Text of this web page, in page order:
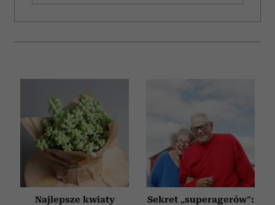
Najlepsze kwiaty
Sekret „superagerów”: